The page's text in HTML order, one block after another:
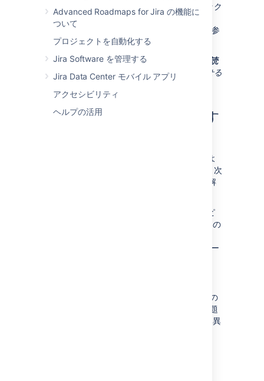
Advanced Roadmaps for Jira の機能に
ついて
プロジェクトを自動化する
Jira Software を管理する
Jira Data Center モバイル アプリ
アクセシビリティ
ヘルプの活用
課題ナビゲーターで表示をクリック
して課題ナビゲーターに移動し、
エピックのすべての課題の一覧を参
照します。
ヒント: レポートの上部にある
このチャートの読
み方をクリックして、簡単な説明文を表示させる
エピック レポートを理解す
エピック レポートの使用を始める前に、どのよ
うに動作するかを知っておく必要があります。次
の情報はエピック レポートの主要な機能の理解
エピック レポートは、ボードの列マッピ
ングをもとにしています。課題がボードの
Do' とみなされます。同様に、課題がボー
見積統計に (上記のスクリーンショットの
ようなストーリーポイントではなく) 課題
数を使用している場合、グラフの表示は異